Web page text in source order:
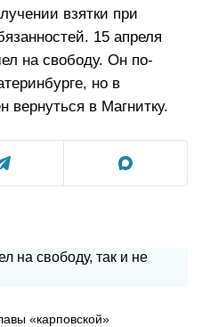
взятки при
15 апреля
на свободу. Он по-
но в
в Магнитку.
«карповской»